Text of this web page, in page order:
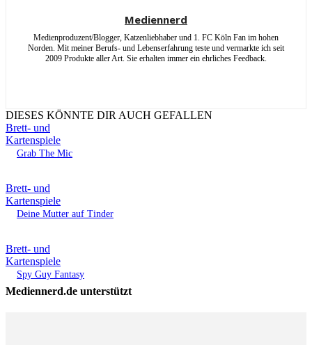
Mediennerd
Medienproduzent/Blogger, Katzenliebhaber und 1. FC Köln Fan im hohen
Norden. Mit meiner Berufs- und Lebenserfahrung teste und vermarkte ich seit
2009 Produkte aller Art. Sie erhalten immer ein ehrliches Feedback.
DIESES KÖNNTE DIR AUCH GEFALLEN
Brett- und
Kartenspiele
Grab The Mic
Brett- und
Kartenspiele
Deine Mutter auf Tinder
Brett- und
Kartenspiele
Spy Guy Fantasy
Mediennerd.de unterstützt